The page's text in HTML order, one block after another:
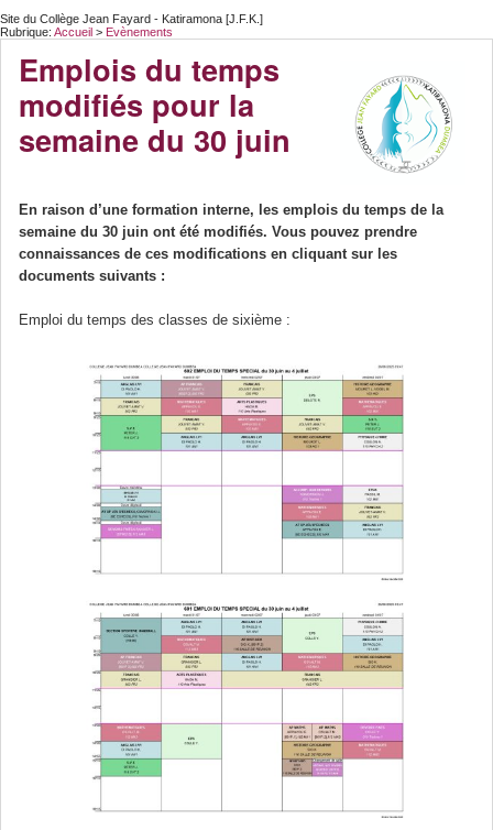
Site du Collège Jean Fayard - Katiramona [J.F.K.]
Rubrique: Accueil > Evènements
Emplois du temps
modifiés pour la
semaine du 30 juin
En raison d’une formation interne, les emplois du temps de la
semaine du 30 juin ont été modifiés. Vous pouvez prendre
connaissances de ces modifications en cliquant sur les
documents suivants :
Emploi du temps des classes de sixième :